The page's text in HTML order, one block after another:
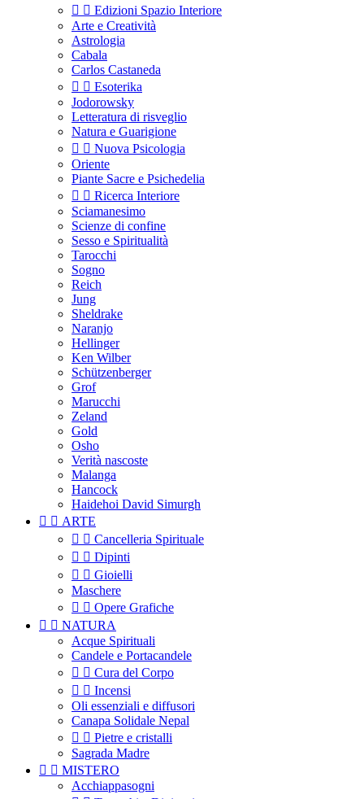
  Edizioni Spazio Interiore
Arte e Creatività
Astrologia
Cabala
Carlos Castaneda
  Esoterika
Jodorowsky
Letteratura di risveglio
Natura e Guarigione
  Nuova Psicologia
Oriente
Piante Sacre e Psichedelia
  Ricerca Interiore
Sciamanesimo
Scienze di confine
Sesso e Spiritualità
Tarocchi
Sogno
Reich
Jung
Sheldrake
Naranjo
Hellinger
Ken Wilber
Schützenberger
Grof
Marucchi
Zeland
Gold
Osho
Verità nascoste
Malanga
Hancock
Haidehoi David Simurgh
  ARTE
  Cancelleria Spirituale
  Dipinti
  Gioielli
Maschere
  Opere Grafiche
  NATURA
Acque Spirituali
Candele e Portacandele
  Cura del Corpo
  Incensi
Oli essenziali e diffusori
Canapa Solidale Nepal
  Pietre e cristalli
Sagrada Madre
  MISTERO
Acchiappasogni